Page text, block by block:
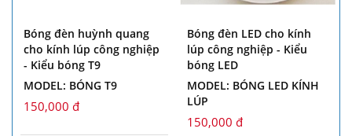
Bóng đèn huỳnh quang
cho kính lúp công nghiệp
- Kiểu bóng T9
MODEL: BÓNG T9
150,000 đ
Bóng đèn LED cho kính
lúp công nghiệp - Kiểu
bóng LED
MODEL: BÓNG LED KÍNH
LÚP
150,000 đ